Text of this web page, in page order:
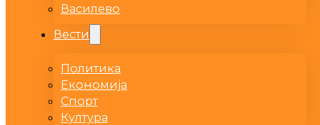
Василево
Вести
Политика
Економија
Спорт
Култура